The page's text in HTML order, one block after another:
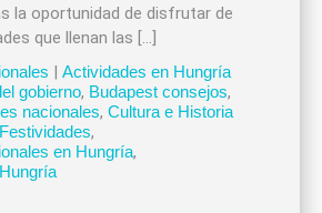
la oportunidad de disfrutar de
que llenan las […]
| Actividades en Hungría
gobierno, Budapest consejos,
nacionales, Cultura e Historia
,
en Hungría,